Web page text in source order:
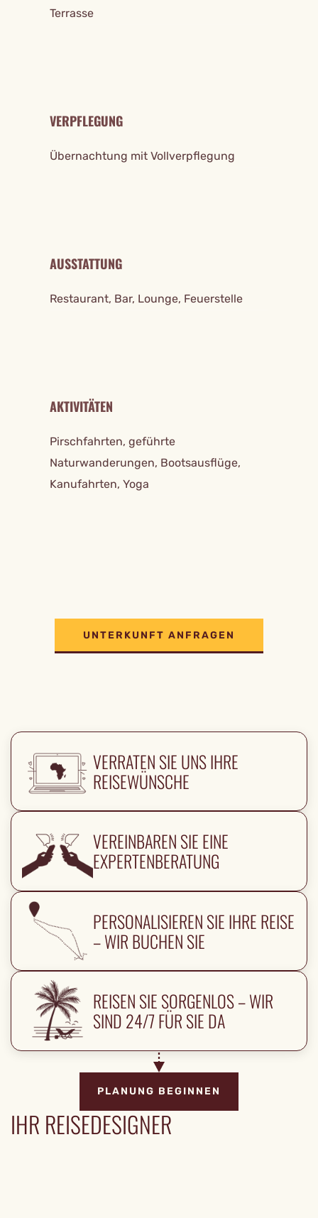
Terrasse
VERPFLEGUNG
Übernachtung mit Vollverpflegung
AUSSTATTUNG
Restaurant, Bar, Lounge, Feuerstelle
AKTIVITÄTEN
Pirschfahrten, geführte
Naturwanderungen, Bootsausflüge,
Kanufahrten, Yoga
UNTERKUNFT ANFRAGEN
VERRATEN SIE UNS IHRE
REISEWÜNSCHE
VEREINBAREN SIE EINE
EXPERTENBERATUNG
PERSONALISIEREN SIE IHRE REISE
– WIR BUCHEN SIE
REISEN SIE SORGENLOS – WIR
SIND 24/7 FÜR SIE DA
PLANUNG BEGINNEN
IHR REISEDESIGNER